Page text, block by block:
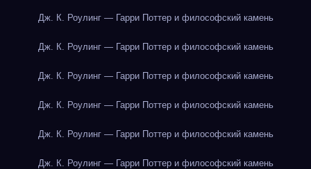
Дж. К. Роулинг — Гарри Поттер и философский камень
Дж. К. Роулинг — Гарри Поттер и философский камень
Дж. К. Роулинг — Гарри Поттер и философский камень
Дж. К. Роулинг — Гарри Поттер и философский камень
Дж. К. Роулинг — Гарри Поттер и философский камень
Дж. К. Роулинг — Гарри Поттер и философский камень